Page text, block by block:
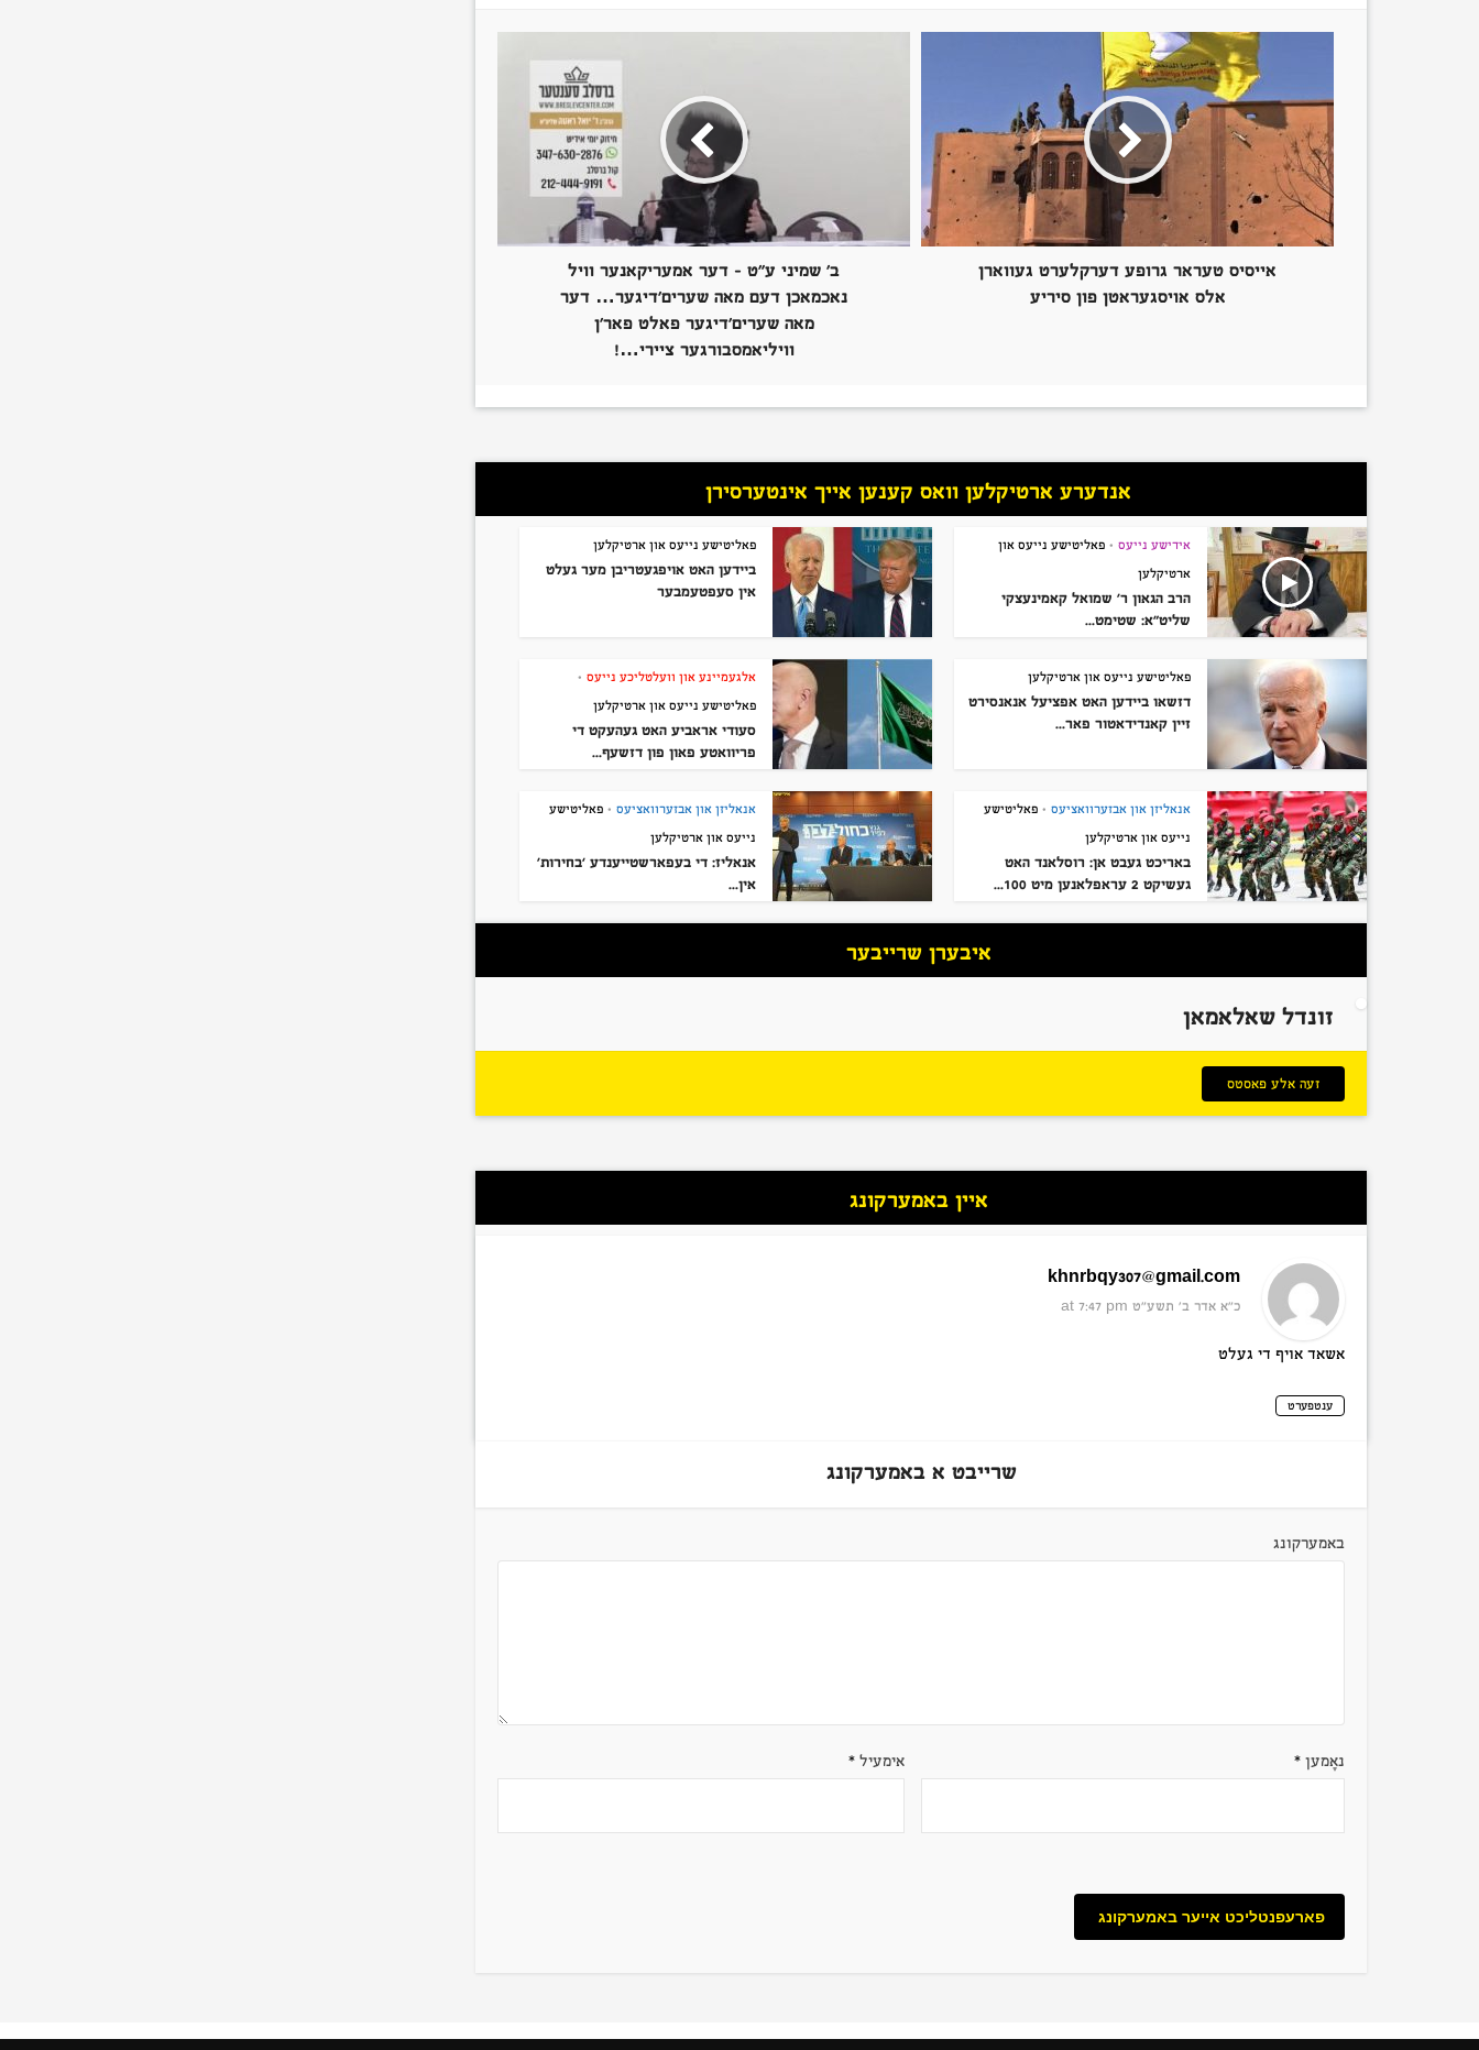
ב’ שמיני ע”ט – דער אמעריקאנער וויל
נאכמאכן דעם מאה שערים’דיגער… דער
מאה שערים’דיגער פאלט פאר’ן
וויליאמסבורגער ציירי…!
אייסיס טעראר גרופע דערקלערט געווארן
אלס אויסגעראטן פון סיריע
אנדערע ארטיקלען וואס קענען אייך אינטערסירן
אידישע נייעס • פאליטישע נייעס און
ארטיקלען
הרב הגאון ר’ שמואל קאמינעצקי
שליט”א: שטימט...
פאליטישע נייעס און ארטיקלען
ביידען האט אויפגעטריבן מער געלט
אין סעפּטעמבער
פאליטישע נייעס און ארטיקלען
דזשאו ביידען האט אפציעל אנאנסירט
זיין קאנדידאטור פאר...
אלגעמיינע און וועלטליכע נייעס •
פאליטישע נייעס און ארטיקלען
סעודי אראביע האט געהעקט די
פריוואטע פאון פון דזשעף...
אנאליזן און אבזערוואציעס • פאליטישע
נייעס און ארטיקלען
באריכט געבט אן: רוסלאנד האט
געשיקט 2 עראפלאנען מיט 100...
אנאליזן און אבזערוואציעס • פאליטישע
נייעס און ארטיקלען
אנאליז: די בעפארשטייענדע ‘בחירות’
אין...
איבערן שרייבער
זונדל שאלאמאן
זעה אלע פאסטס
איין באמערקונג
khnrbqy307@gmail.com
כ״א אדר ב׳ תשע״ט
אשאד אויף די געלט
ענטפערט
שרייבט א באמערקונג
באמערקונג
נאָמען * אימעיל *